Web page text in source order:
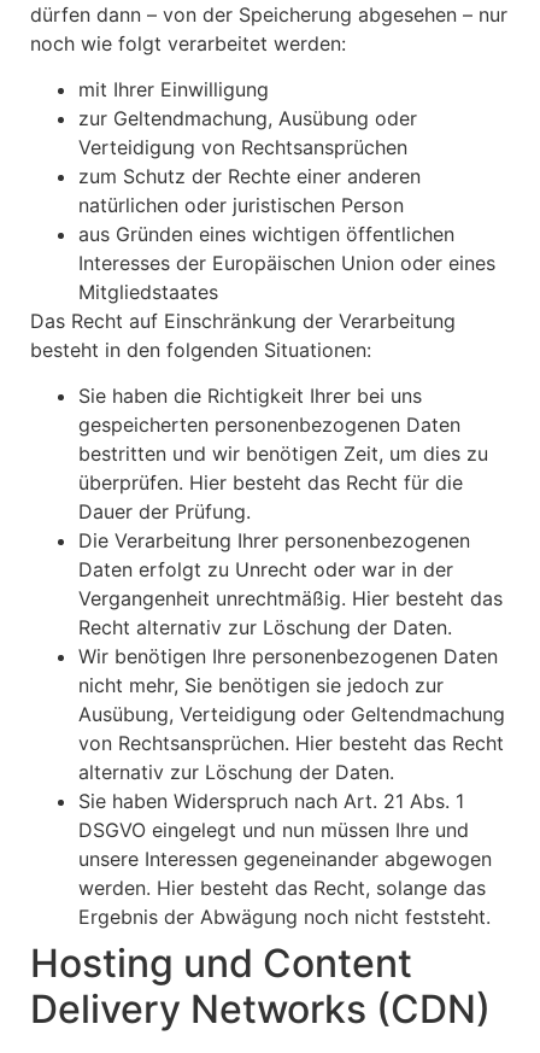
dürfen dann – von der Speicherung abgesehen – nur
noch wie folgt verarbeitet werden:
mit Ihrer Einwilligung
zur Geltendmachung, Ausübung oder
Verteidigung von Rechtsansprüchen
zum Schutz der Rechte einer anderen
natürlichen oder juristischen Person
aus Gründen eines wichtigen öffentlichen
Interesses der Europäischen Union oder eines
Mitgliedstaates
Das Recht auf Einschränkung der Verarbeitung
besteht in den folgenden Situationen:
Sie haben die Richtigkeit Ihrer bei uns
gespeicherten personenbezogenen Daten
bestritten und wir benötigen Zeit, um dies zu
überprüfen. Hier besteht das Recht für die
Dauer der Prüfung.
Die Verarbeitung Ihrer personenbezogenen
Daten erfolgt zu Unrecht oder war in der
Vergangenheit unrechtmäßig. Hier besteht das
Recht alternativ zur Löschung der Daten.
Wir benötigen Ihre personenbezogenen Daten
nicht mehr, Sie benötigen sie jedoch zur
Ausübung, Verteidigung oder Geltendmachung
von Rechtsansprüchen. Hier besteht das Recht
alternativ zur Löschung der Daten.
Sie haben Widerspruch nach Art. 21 Abs. 1
DSGVO eingelegt und nun müssen Ihre und
unsere Interessen gegeneinander abgewogen
werden. Hier besteht das Recht, solange das
Ergebnis der Abwägung noch nicht feststeht.
Hosting und Content
Delivery Networks (CDN)